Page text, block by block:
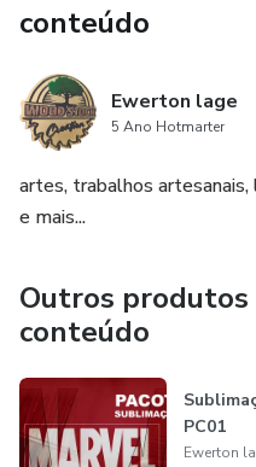
conteúdo
Ewerton lage
5 Ano Hotmarter
artes, trabalhos artesanais,
e mais...
Outros produtos
conteúdo
PC01
Ewerton